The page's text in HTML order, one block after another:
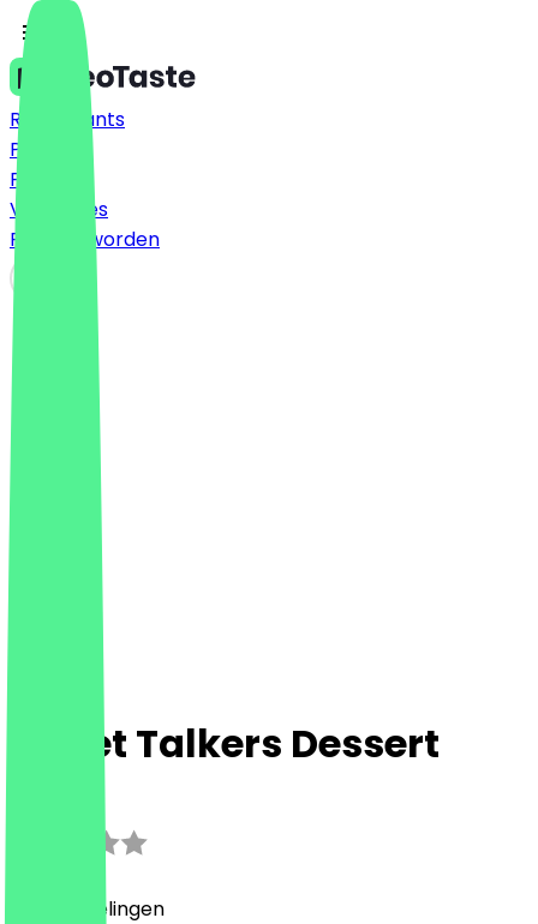
Restaurants
Prijzen
FAQ
Vacatures
Partner worden
Sweet Talkers Dessert
Beoordelingen